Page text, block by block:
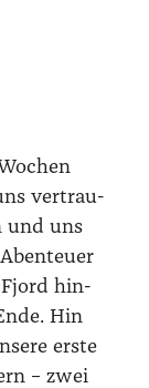
ver­trau­
und uns
Fjord hin­
Hin
ers­te
– zwei